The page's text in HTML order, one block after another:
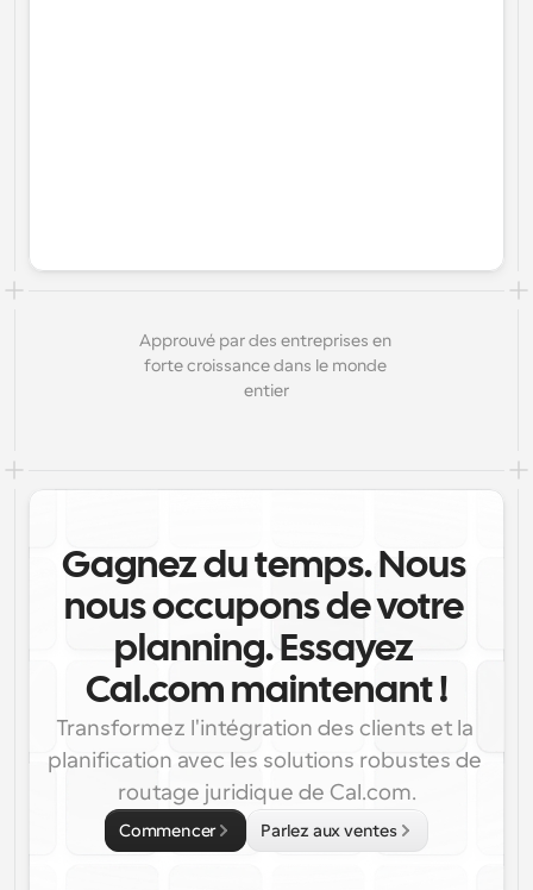
Approuvé par des entreprises en
forte croissance dans le monde
entier
Gagnez du temps. Nous
nous occupons de votre
planning. Essayez
Cal.com maintenant !
Transformez l'intégration des clients et la
planification avec les solutions robustes de
routage juridique de Cal.com.
Commencer Parlez aux ventes